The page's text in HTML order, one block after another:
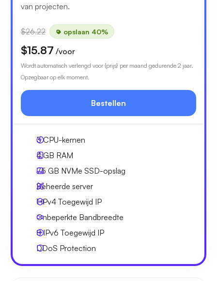
van projecten.
$26.22 opslaan 40%
$15.87 /voor
Wordt automatisch verlengd voor {prijs} per maand gedurende 2 jaar.
Opzegbaar op elk moment.
Bestellen
3CPU-kernen
4 GB RAM
75 GB NVMe SSD-opslag
Beheerde server
1 IPv4 Toegewijd IP
Onbeperkte Bandbreedte
8 IPv6 Toegewijd IP
DDoS Protection